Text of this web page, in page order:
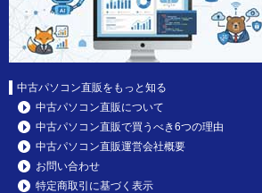
中古パソコン直販をもっと知る
中古パソコン直販について
中古パソコン直販で買うべき6つの理由
中古パソコン直販運営会社概要
お問い合わせ
特定商取引に基づく表示